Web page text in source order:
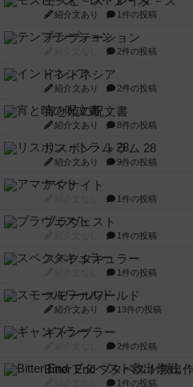
紹介文あり 1件の投稿
テンプテーション
2件の投稿
インドネシア
紹介文あり 2件の投稿
宵と暁の呪文書
紹介文あり 8件の投稿
リスボン・トラム 28
紹介文あり 9件の投稿
アマナイト
1件の投稿
ブラヴェスト
1件の投稿
スペクタキュラー
1件の投稿
スモールワールド
紹介文あり 13件の投稿
ギャンブラー
2件の投稿
Bitter End ブタペスト救出
1件の投稿